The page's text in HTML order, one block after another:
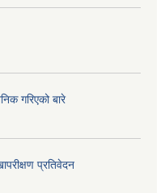
गरिएको बारे
प्रतिवेदन